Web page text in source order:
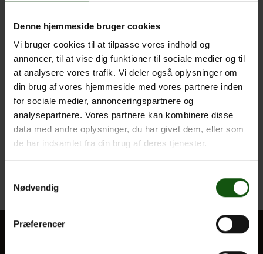
Denne hjemmeside bruger cookies
Vi bruger cookies til at tilpasse vores indhold og
annoncer, til at vise dig funktioner til sociale medier og til
at analysere vores trafik. Vi deler også oplysninger om
din brug af vores hjemmeside med vores partnere inden
for sociale medier, annonceringspartnere og
analysepartnere. Vores partnere kan kombinere disse
data med andre oplysninger, du har givet dem, eller som
de har indsamlet fra din brug af deres tjenester.
Nødvendig
Præferencer
Kære alle studenter, venner og familier.
Vi fik vores pavilloner stjålet natten til tirsdag og vi mangler
en hat og/eller en paraply med. Vi beklager ulejligheden.